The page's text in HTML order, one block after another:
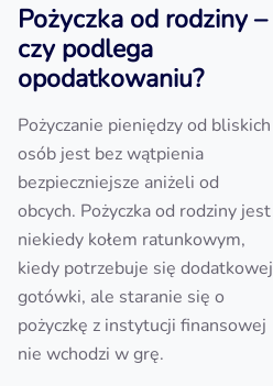
Pożyczka od rodziny –
czy podlega
opodatkowaniu?
Pożyczanie pieniędzy od bliskich
osób jest bez wątpienia
bezpieczniejsze aniżeli od
obcych. Pożyczka od rodziny jest
niekiedy kołem ratunkowym,
kiedy potrzebuje się dodatkowej
gotówki, ale staranie się o
pożyczkę z instytucji finansowej
nie wchodzi w grę.